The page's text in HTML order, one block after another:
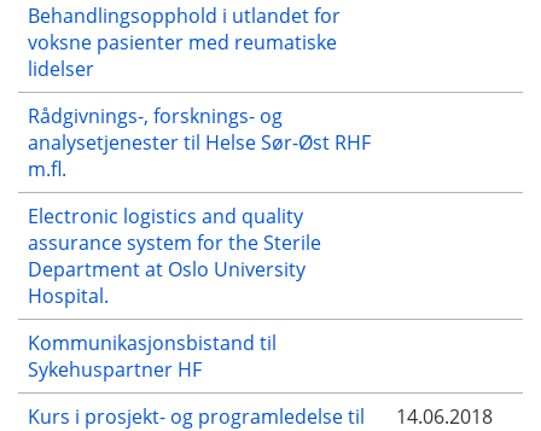
Behandlingsopphold i utlandet for
voksne pasienter med reumatiske
lidelser
Rådgivnings-, forsknings- og
analysetjenester til Helse Sør-Øst RHF
m.fl.
Electronic logistics and quality
assurance system for the Sterile
Department at Oslo University
Hospital.
Kommunikasjonsbistand til
Sykehuspartner HF
Kurs i prosjekt- og programledelse til
14.06.2018